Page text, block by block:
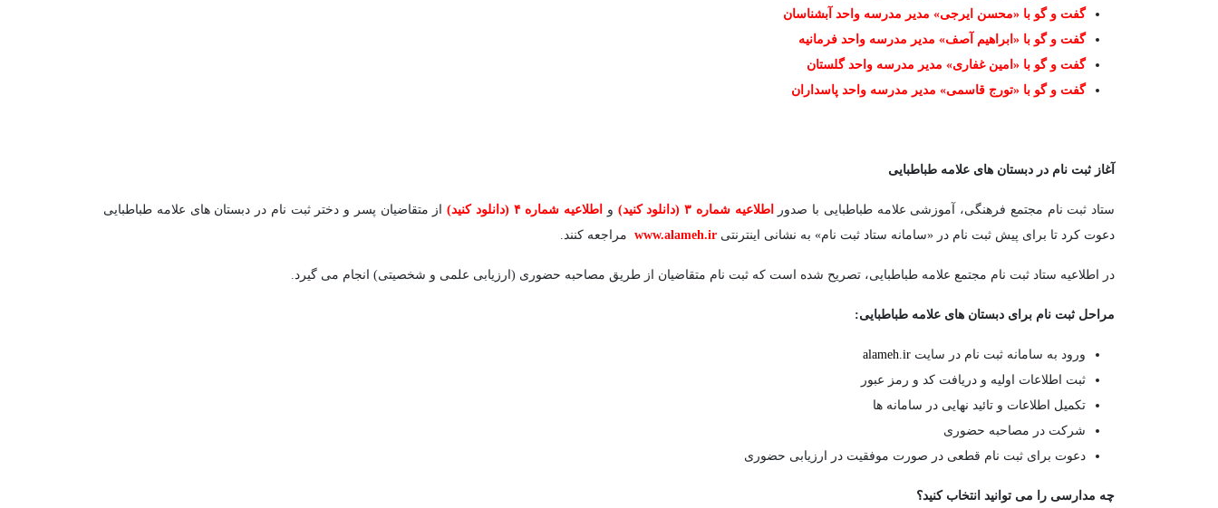
گفت و گو با «محسن ایرجی» مدیر مدرسه واحد آبشناسان
گفت و گو با «ابراهیم آصف» مدیر مدرسه واحد فرمانیه
گفت و گو با «امین غفاری» مدیر مدرسه واحد گلستان
گفت و گو با «تورج قاسمی» مدیر مدرسه واحد پاسداران
آغاز ثبت نام در دبستان های علامه طباطبایی
ستاد ثبت نام مجتمع فرهنگی، آموزشی علامه طباطبایی با صدور اطلاعیه شماره ۳ (دانلود کنید) و اطلاعیه شماره ۴ (دانلود کنید) از متقاضیان پسر و دختر ثبت نام در دبستان های علامه طباطبایی
دعوت کرد تا برای پیش ثبت نام در «سامانه ستاد ثبت نام» به نشانی اینترنتی www.alameh.ir مراجعه کنند.
در اطلاعیه ستاد ثبت نام مجتمع علامه طباطبایی، تصریح شده است که ثبت نام متقاضیان از طریق مصاحبه حضوری (ارزیابی علمی و شخصیتی) انجام می گیرد.
مراحل ثبت نام برای دبستان های علامه طباطبایی:
ورود به سامانه ثبت نام در سایت alameh.ir
ثبت اطلاعات اولیه و دریافت کد و رمز عبور
تکمیل اطلاعات و تائید نهایی در سامانه ها
شرکت در مصاحبه حضوری
دعوت برای ثبت نام قطعی در صورت موفقیت در ارزیابی حضوری
چه مدارسی را می توانید انتخاب کنید؟